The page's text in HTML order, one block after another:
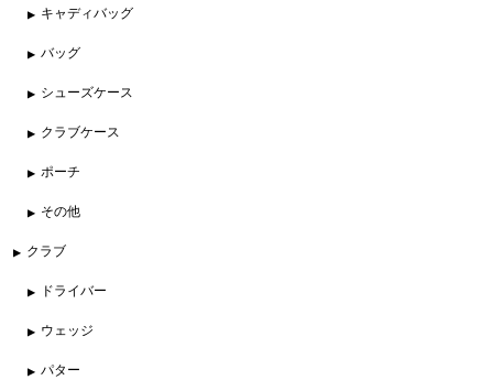
キャディバッグ
バッグ
シューズケース
クラブケース
ポーチ
その他
クラブ
ドライバー
ウェッジ
パター